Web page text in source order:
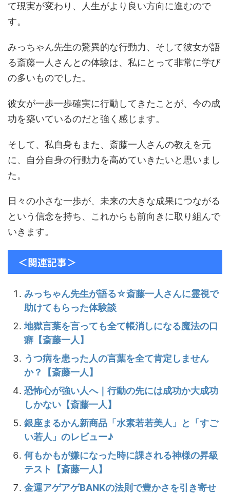
て現実が変わり、人生がより良い方向に進むので
す。
みっちゃん先生の驚異的な行動力、そして彼女が語
る斎藤一人さんとの体験は、私にとって非常に学び
の多いものでした。
彼女が一歩一歩確実に行動してきたことが、今の成
功を築いているのだと強く感じます。
そして、私自身もまた、斎藤一人さんの教えを元
に、自分自身の行動力を高めていきたいと思いまし
た。
日々の小さな一歩が、未来の大きな成果につながる
という信念を持ち、これからも前向きに取り組んで
いきます。
＜関連記事＞
みっちゃん先生が語る☆斎藤一人さんに霊視で
助けてもらった体験談
地獄言葉を言っても全て帳消しになる魔法の口
癖【斎藤一人】
うつ病を患った人の言葉を全て肯定しません
か？【斎藤一人】
恐怖心が強い人へ｜行動の先には成功か大成功
しかない【斎藤一人】
銀座まるかん新商品「水素若若美人」と「すご
い若人」のレビュー♪
何もかもが嫌になった時に課される神様の昇級
テスト【斎藤一人】
金運アゲアゲBANKの法則で豊かさを引き寄せ